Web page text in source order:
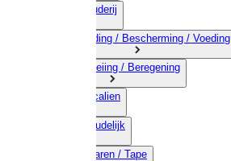
04) Veehouderij
05) Bestrijding / Bescherming / Voeding
06) Besproeiing / Beregening
07) Chemicalien
08) Huishoudelijk
09) Touwwaren / Tape